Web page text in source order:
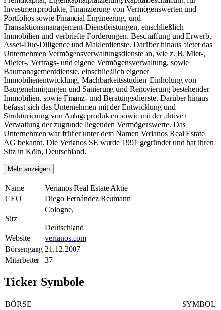
Investmentprodukte, Finanzierung von Vermögenswerten und
Portfolios sowie Financial Engineering, und
Transaktionsmanagement-Dienstleistungen, einschließlich
Immobilien und verbriefte Forderungen, Beschaffung und Erwerb,
Asset-Due-Diligence und Maklerdienste. Darüber hinaus bietet das
Unternehmen Vermögensverwaltungsdienste an, wie z. B. Miet-,
Mieter-, Vertrags- und eigene Vermögensverwaltung, sowie
Baumanagementdienste, einschließlich eigener
Immobilienentwicklung, Machbarkeitsstudien, Einholung von
Baugenehmigungen und Sanierung und Renovierung bestehender
Immobilien, sowie Finanz- und Beratungsdienste. Darüber hinaus
befasst sich das Unternehmen mit der Entwicklung und
Strukturierung von Anlageprodukten sowie mit der aktiven
Verwaltung der zugrunde liegenden Vermögenswerte. Das
Unternehmen war früher unter dem Namen Verianos Real Estate
AG bekannt. Die Verianos SE wurde 1991 gegründet und hat ihren
Sitz in Köln, Deutschland.
Mehr anzeigen
Name
Verianos Real Estate Aktie
CEO
Diego Fernández Reumann
Sitz
Cologne,
Deutschland
Website
verianos.com
Börsengang 21.12.2007
Mitarbeiter
37
Ticker Symbole
BÖRSE
SYMBOL